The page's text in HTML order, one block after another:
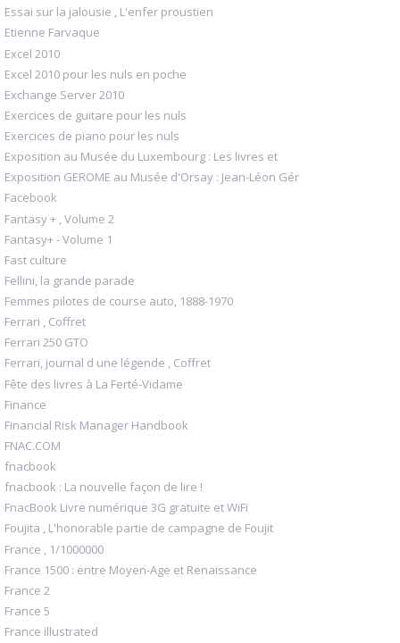
Essai sur la jalousie , L'enfer proustien
Etienne Farvaque
Excel 2010
Excel 2010 pour les nuls en poche
Exchange Server 2010
Exercices de guitare pour les nuls
Exercices de piano pour les nuls
Exposition au Musée du Luxembourg : Les livres et
Exposition GEROME au Musée d'Orsay : Jean-Léon Gér
Facebook
Fantasy + , Volume 2
Fantasy+ - Volume 1
Fast culture
Fellini, la grande parade
Femmes pilotes de course auto, 1888-1970
Ferrari , Coffret
Ferrari 250 GTO
Ferrari, journal d une légende , Coffret
Fête des livres à La Ferté-Vidame
Finance
Financial Risk Manager Handbook
FNAC.COM
fnacbook
fnacbook : La nouvelle façon de lire !
FnacBook Livre numérique 3G gratuite et WiFi
Foujita , L'honorable partie de campagne de Foujit
France , 1/1000000
France 1500 : entre Moyen-Age et Renaissance
France 2
France 5
France illustrated